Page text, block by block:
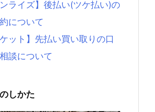
ンライズ】後払い(ツケ払い)の
について
ケット】先払い買い取りの口
談について
しかた